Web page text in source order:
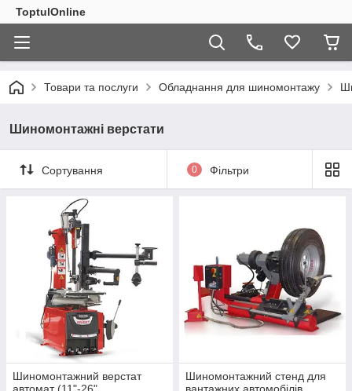
ToptulOnline
Товари та послуги Обладнання для шиномонтажу
Шиномонтажні верстати
Сортування 0 Фільтри
Шиномонтажний верстат
Шиномонтажний стенд для